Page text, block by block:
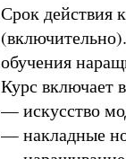
Срок действия
обучения
Курс включает
— искусство
— накладные